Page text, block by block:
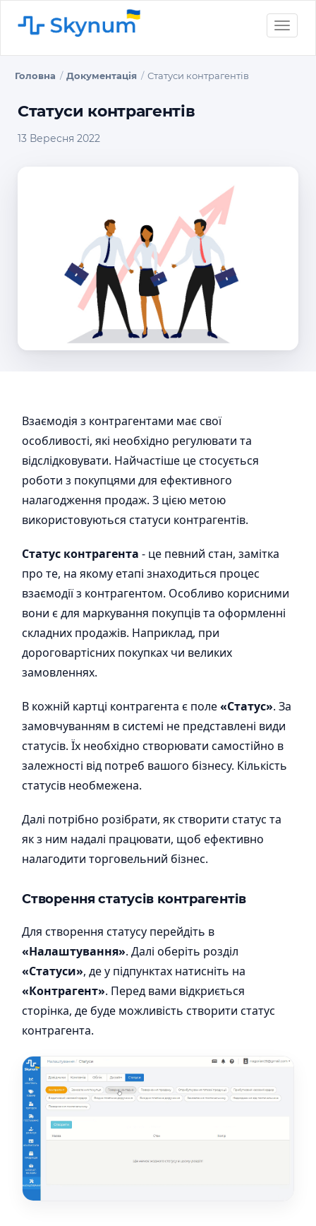
Toggle
Головна Документація Статуси контрагентів
Статуси контрагентів
13 Вересня 2022
Взаємодія з контрагентами має свої
особливості, які необхідно регулювати та
відслідковувати. Найчастіше це стосується
роботи з покупцями для ефективного
налагодження продаж. З цією метою
використовуються статуси контрагентів.
Статус контрагента - це певний стан, замітка
про те, на якому етапі знаходиться процес
взаємодії з контрагентом. Особливо корисними
вони є для маркування покупців та оформленні
складних продажів. Наприклад, при
дороговартісних покупках чи великих
замовленнях.
В кожній картці контрагента є поле«Статус». За
замовчуванням в системі не представлені види
статусів. Їх необхідно створювати самостійно в
залежності від потреб вашого бізнесу. Кількість
статусів необмежена.
Далі потрібно розібрати, як створити статус та
як з ним надалі працювати, щоб ефективно
налагодити торговельний бізнес.
Створення статусів контрагентів
Для створення статусу перейдіть в
«Налаштування». Далі оберіть розділ
«Статуси», де у підпунктах натисніть на
«Контрагент». Перед вами відкриється
сторінка, де буде можливість створити статус
контрагента.